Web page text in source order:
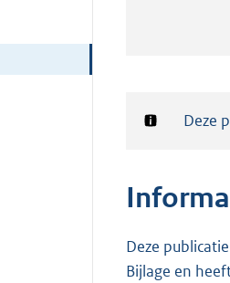
Deze
Deze
Bijlage en